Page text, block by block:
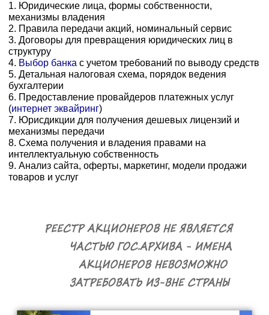
1. Юридические лица, формы собственности,
механизмы владения
2. Правила передачи акций, номинальный сервис
3. Договоры для превращения юридических лиц в
структуру
4. Выбор банка с учетом требований по выводу средств
5. Детальная налоговая схема, порядок ведения
бухгалтерии
6. Предоставление провайдеров платежных услуг
(интернет эквайринг)
7. Юрисдикции для получения дешевых лицензий и
механизмы передачи
8. Схема получения и владения правами на
интеллектуальную собственность
9. Анализ сайта, оферты, маркетинг, модели продажи
товаров и услуг